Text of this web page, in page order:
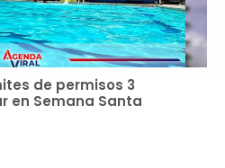
de permisos 3
en Semana Santa